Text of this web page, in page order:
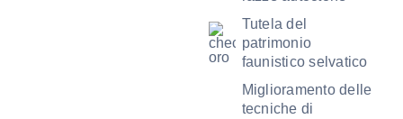
Tutela del
patrimonio
faunistico selvatico
Miglioramento delle
tecniche di